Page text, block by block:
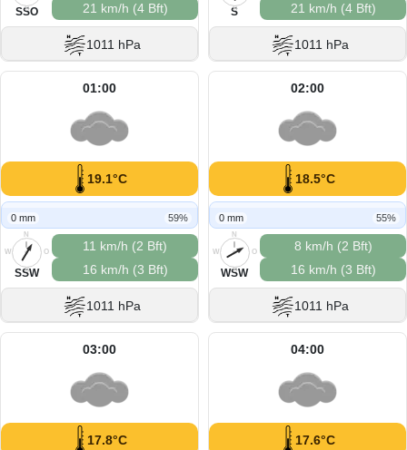
S
SSO
21 km/h (4 Bft)
1011 hPa
S
S
21 km/h (4 Bft)
1011 hPa
01:00
19.1°C
0 mm 59%
N
O
S
W
SSW
11 km/h (2 Bft)
16 km/h (3 Bft)
1011 hPa
02:00
18.5°C
0 mm 55%
N
O
S
W
WSW
8 km/h (2 Bft)
16 km/h (3 Bft)
1011 hPa
03:00
17.8°C
04:00
17.6°C